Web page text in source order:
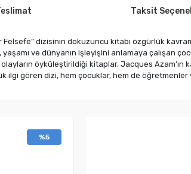
Taksit
dizisinin dokuzuncu kitabı özgürlük
ve dünyanın işleyişini anlamaya çalışan
olayların öyküleştirildiği kitaplar, Jacques
ilgi gören dizi, hem çocuklar, hem de
%5